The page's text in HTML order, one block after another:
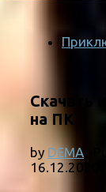
Скачать
на ПК
by DEMA ·
16.12.2020